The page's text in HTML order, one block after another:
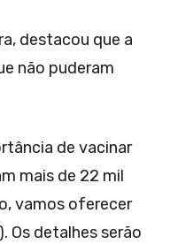
destacou que a
não puderam
de vacinar
mais de 22 mil
vamos oferecer
Os detalhes serão